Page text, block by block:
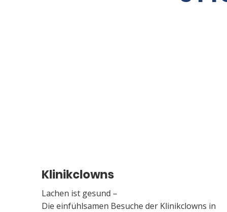
Klinikclowns
Lachen ist gesund –
Die einfühlsamen Besuche der Klinikclowns in